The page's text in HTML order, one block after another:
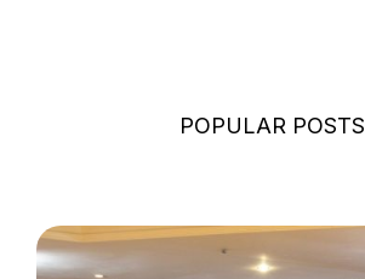
POPULAR POSTS